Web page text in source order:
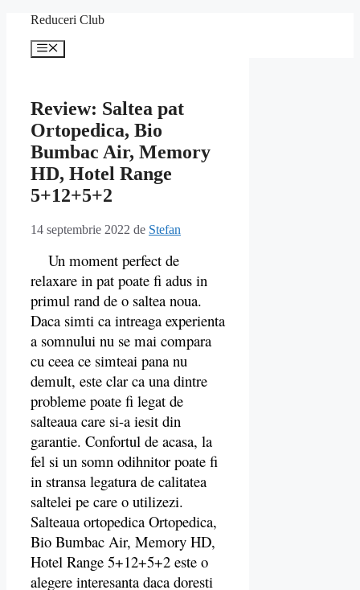
conținut
Reduceri Club
Meniu
Review: Saltea pat
Ortopedica, Bio
Bumbac Air, Memory
HD, Hotel Range
5+12+5+2
14 septembrie 2022 de Stefan
Un moment perfect de
relaxare in pat poate fi adus in
primul rand de o saltea noua.
Daca simti ca intreaga experienta
a somnului nu se mai compara
cu ceea ce simteai pana nu
demult, este clar ca una dintre
probleme poate fi legat de
salteaua care si-a iesit din
garantie. Confortul de acasa, la
fel si un somn odihnitor poate fi
in stransa legatura de calitatea
saltelei pe care o utilizezi.
Salteaua ortopedica Ortopedica,
Bio Bumbac Air, Memory HD,
Hotel Range 5+12+5+2 este o
alegere interesanta daca doresti